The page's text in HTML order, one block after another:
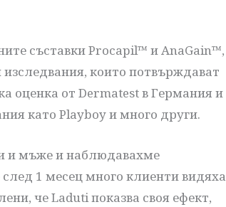
съставки Procapil™ и AnaGain™,
които потвърждават
оценка от Dermatest в Германия и
като Playboy и много други.
и мъже и наблюдавахме
1 месец много клиенти видяха
че Laduti показва своя ефект,